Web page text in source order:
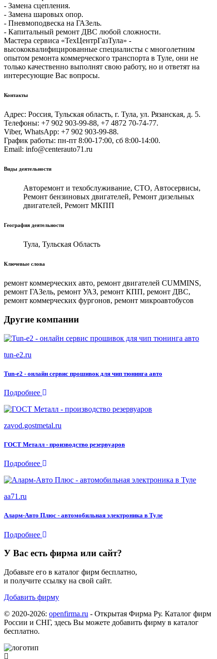
- Замена сцепления.
- Замена шаровых опор.
- Пневмоподвеска на ГАЗель.
- Капитальный ремонт ДВС любой сложности.
Мастера сервиса «ТехЦентрГазТула» -
высококвалифицированные специалисты с многолетним
опытом ремонта коммерческого транспорта в Туле, они не
только качественно выполнят свою работу, но и ответят на
интересующие Вас вопросы.
Контакты
Адрес: Россия, Тульская область, г. Тула, ул. Рязанская, д. 5.
Телефоны: +7 902 903-99-88, +7 4872 70-74-77.
Viber, WhatsApp: +7 902 903-99-88.
График работы: пн-пт 8:00-17:00, сб 8:00-14:00.
Email: info@centerauto71.ru
Виды деятельности
Авторемонт и техобслуживание, СТО, Автосервисы,
Ремонт бензиновых двигателей, Ремонт дизельных
двигателей, Ремонт МКПП
География деятельности
Тула, Тульская Область
Ключевые слова
ремонт коммерческих авто, ремонт двигателей CUMMINS,
ремонт ГАЗель, ремонт УАЗ, ремонт КПП, ремонт ДВС,
ремонт коммерческих фургонов, ремонт микроавтобусов
Другие компании
tun-e2.ru
Tun-e2 - онлайн сервис прошивок для чип тюнинга авто
Подробнее
zavod.gostmetal.ru
ГОСТ Металл - производство резервуаров
Подробнее
aa71.ru
Аларм-Авто Плюс - автомобильная электроника в Туле
Подробнее
У Вас есть фирма или сайт?
Добавьте его в каталог фирм бесплатно,
и получите ссылку на свой сайт.
Добавить фирму
© 2020-2026: openfirma.ru - Открытая Фирма Ру. Каталог фирм
России и СНГ, здесь Вы можете добавить фирму в каталог
бесплатно.